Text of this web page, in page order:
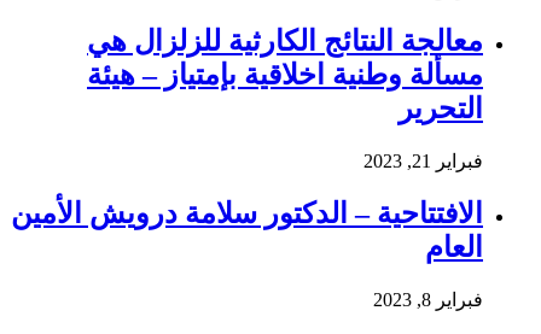
معالجة النتائج الكارثية للزلزال هي
مسألة وطنية اخلاقية بإمتياز – هيئة
التحرير
فبراير 21, 2023
الافتتاحية – الدكتور سلامة درويش الأمين
العام
فبراير 8, 2023